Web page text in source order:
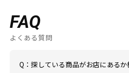
FAQ
よくある質問
Q：探している商品がお店にあるか